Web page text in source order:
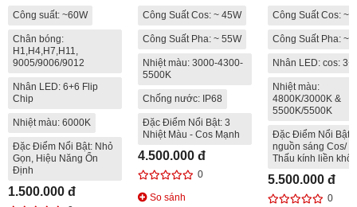
Công suất: ~60W
Chân bóng:
H1,H4,H7,H11,
9005/9006/9012
Nhân LED: 6+6 Flip
Chip
Nhiệt màu: 6000K
Đặc Điểm Nổi Bật: Nhỏ
Gọn, Hiệu Năng Ổn
Định
1.500.000 đ
Công Suất Cos: ~ 45W
Công Suất Pha: ~ 55W
Nhiệt màu: 3000-4300-
5500K
Chống nước: IP68
Đặc Điểm Nổi Bật: 3
Nhiệt Màu - Cos Mạnh
4.500.000 đ
0
So sánh
Công Suất Cos:
Công Suất Pha:
Nhân LED: cos:
Nhiệt màu:
4800K/3000K &
5500K/5500K
Đặc Điểm Nổi Bật:
nguồn sáng Cos/
Thấu kính liền khối
5.500.000 đ
0